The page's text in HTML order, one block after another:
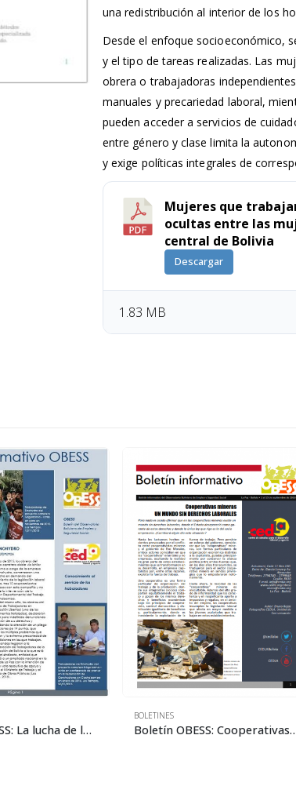
una redistribución al interior de los
Desde el enfoque socioeconómico,
y el tipo de tareas realizadas. Las
obrera o trabajadoras
manuales y precariedad laboral,
pueden acceder a servicios de
entre género y clase limita la
y exige políticas integrales de
Mujeres que
ocultas entre las
central de Bolivia
Descargar
1.83 MB
Boletín OBESS: La lucha de los trabajadores de Sinohydro
BOLETINES
Boletín OBESS: Cooperativas